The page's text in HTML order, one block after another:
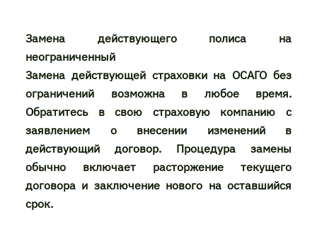
Замена действующего полиса на
неограниченный
Замена действующей страховки на ОСАГО без
ограничений возможна в любое время.
Обратитесь в свою страховую компанию с
заявлением о внесении изменений в
действующий договор. Процедура замены
обычно включает расторжение текущего
договора и заключение нового на оставшийся
срок.